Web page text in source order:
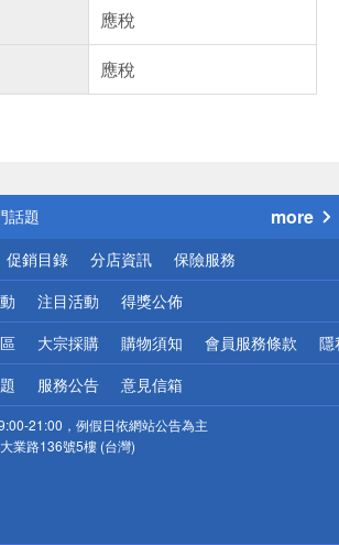
應稅
應稅
公告
話題
優惠
地區配送
網頁！請小心！
more
促銷目錄 分店資訊 保險服務
注目活動 得獎公佈
大宗採購 購物須知 會員服務條款 隱
服務公告 意見信箱
21:00，例假日依網站公告為主
業路136號5樓 (台灣)